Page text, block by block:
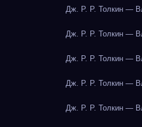
Дж. Р. Р. Толкин —
Дж. Р. Р. Толкин —
Дж. Р. Р. Толкин —
Дж. Р. Р. Толкин —
Дж. Р. Р. Толкин —